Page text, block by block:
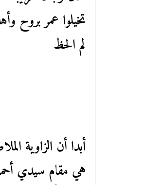
تخيلوا عمر بروح
لم الحظ
أبدا أن الزاوية
هي مقام سيدي